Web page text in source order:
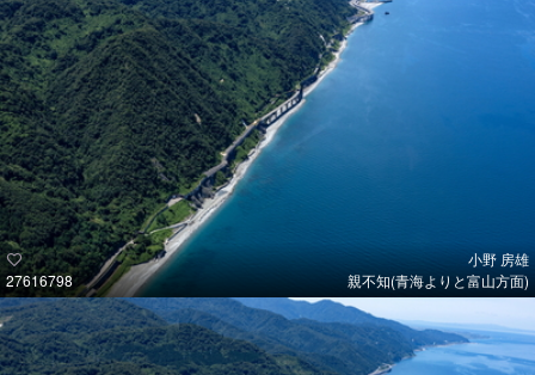
27616798
小野 房雄
親不知(青海よりと富山方面)